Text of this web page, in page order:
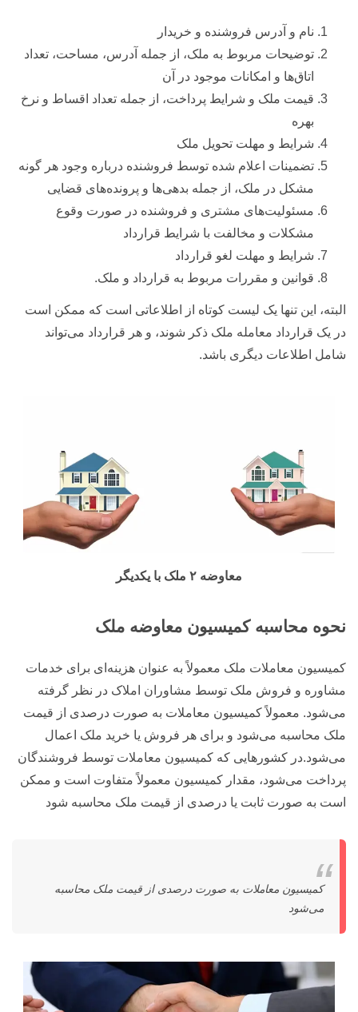
نام و آدرس فروشنده و خریدار
توضیحات مربوط به ملک، از جمله آدرس، مساحت، تعداد
اتاق‌ها و امکانات موجود در آن
قیمت ملک و شرایط پرداخت، از جمله تعداد اقساط و نرخ
بهره
شرایط و مهلت تحویل ملک
تضمینات اعلام شده توسط فروشنده درباره وجود هر گونه
مشکل در ملک، از جمله بدهی‌ها و پرونده‌های قضایی
مسئولیت‌های مشتری و فروشنده در صورت وقوع
مشکلات و مخالفت با شرایط قرارداد
شرایط و مهلت لغو قرارداد
قوانین و مقررات مربوط به قرارداد و ملک.
البته، این تنها یک لیست کوتاه از اطلاعاتی است که ممکن است
در یک قرارداد معامله ملک ذکر شوند، و هر قرارداد می‌تواند
شامل اطلاعات دیگری باشد.
معاوضه ۲ ملک با یکدیگر
نحوه محاسبه کمیسیون معاوضه ملک
کمیسیون معاملات ملک معمولاً به عنوان هزینه‌ای برای خدمات
مشاوره و فروش ملک توسط مشاوران املاک در نظر گرفته
می‌شود. معمولاً کمیسیون معاملات به صورت درصدی از قیمت
ملک محاسبه می‌شود و برای هر فروش یا خرید ملک اعمال
می‌شود.در کشورهایی که کمیسیون معاملات توسط فروشندگان
پرداخت می‌شود، مقدار کمیسیون معمولاً متفاوت است و ممکن
است به صورت ثابت یا درصدی از قیمت ملک محاسبه شود
کمیسیون معاملات به صورت درصدی از قیمت ملک محاسبه
می‌شود